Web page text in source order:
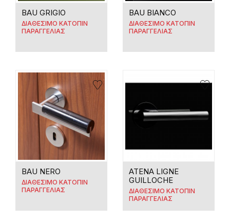
BAU GRIGIO
ΔΙΑΘΕΣΙΜΟ ΚΑΤΟΠΙΝ
ΠΑΡΑΓΓΕΛΙΑΣ
BAU BIANCO
ΔΙΑΘΕΣΙΜΟ ΚΑΤΟΠΙΝ
ΠΑΡΑΓΓΕΛΙΑΣ
BAU NERO
ΔΙΑΘΕΣΙΜΟ ΚΑΤΟΠΙΝ
ΠΑΡΑΓΓΕΛΙΑΣ
ATENA LIGNE
GUILLOCHE
ΔΙΑΘΕΣΙΜΟ ΚΑΤΟΠΙΝ
ΠΑΡΑΓΓΕΛΙΑΣ